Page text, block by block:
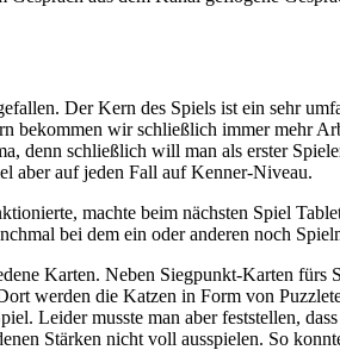
Der Kern des Spiels ist ein sehr
bekommen wir schließlich immer mehr
denn schließlich will man als erster
aber auf jeden Fall auf Kenner-Niveau.
machte beim nächsten Spiel
bei dem ein oder anderen noch
Karten. Neben Siegpunkt-Karten
werden die Katzen in Form von
Leider musste man aber feststellen,
Stärken nicht voll ausspielen. So